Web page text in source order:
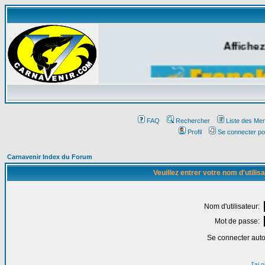
FAQ Rechercher
Liste des
Profil
Se connecter
Carnavenir Index du Forum
Veuillez entrer votre nom
Nom d'utilisateur:
Mot de passe:
Se connecter